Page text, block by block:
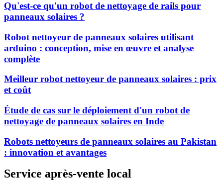
Qu'est-ce qu'un robot de nettoyage de rails pour
panneaux solaires ?
Robot nettoyeur de panneaux solaires utilisant
arduino : conception, mise en œuvre et analyse
complète
Meilleur robot nettoyeur de panneaux solaires : prix
et coût
Étude de cas sur le déploiement d'un robot de
nettoyage de panneaux solaires en Inde
Robots nettoyeurs de panneaux solaires au Pakistan
: innovation et avantages
Service après-vente local